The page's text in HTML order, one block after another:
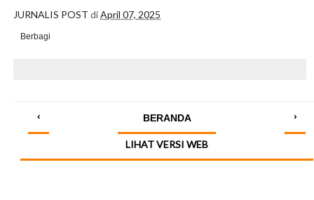
JURNALIS POST diApril 07, 2025
Berbagi
‹ ›
BERANDA
LIHAT VERSI WEB